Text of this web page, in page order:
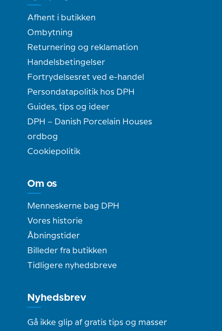
Afhent i butikken
Ombytning
Returnering og reklamation
Handelsbetingelser
Fortrydelsesret ved e-handel
Persondatapolitik hos DPH
Guides, tips og ideer
DPH – Danish Porcelain Houses
ordbog
Cookiepolitik
Om os
Menneskerne bag DPH
Vores historie
Åbningstider
Billeder fra butikken
Tidligere nyhedsbreve
Nyhedsbrev
Gå ikke glip af gratis tips og masser